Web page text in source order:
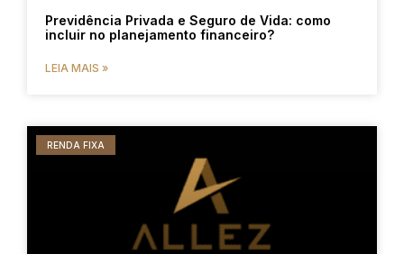
Previdência Privada e Seguro de Vida: como
incluir no planejamento financeiro?
LEIA MAIS »
RENDA FIXA